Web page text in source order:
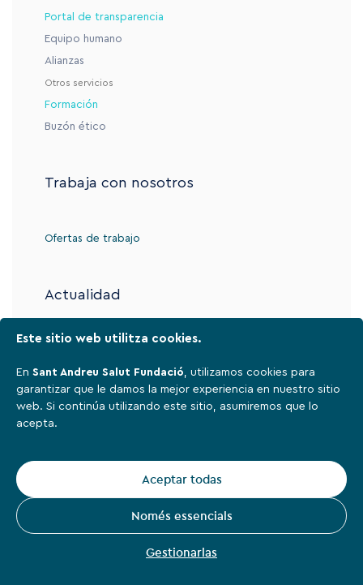
Este sitio web utilitza cookies.
En Sant Andreu Salut Fundació, utilizamos cookies para
garantizar que le damos la mejor experiencia en nuestro sitio
web. Si continúa utilizando este sitio, asumiremos que lo
acepta.
Aceptar todas
Només essencials
Gestionarlas
Portal de transparencia
Equipo humano
Alianzas
Otros servicios
Formación
Buzón ético
Trabaja con nosotros
Ofertas de trabajo
Actualidad
Aviso legal
Sant Andreu Salut Fundació, 2026
Instagram
FacebookLinkedinYoutube